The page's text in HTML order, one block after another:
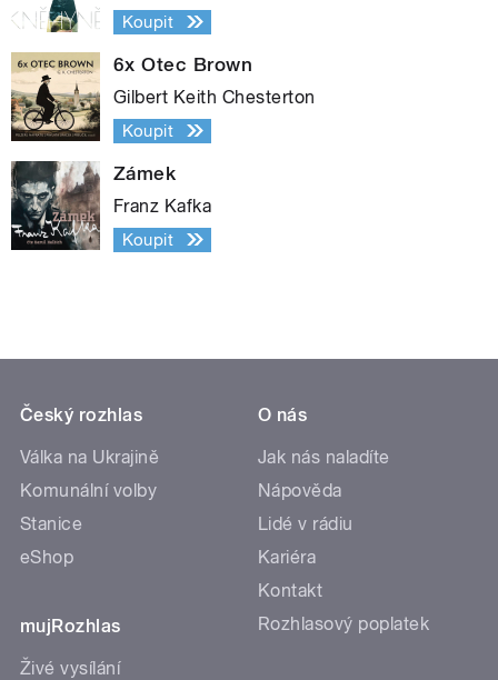
Koupit
6x Otec Brown
Gilbert Keith Chesterton
Koupit
Zámek
Franz Kafka
Koupit
Český rozhlas
Válka na Ukrajině
Komunální volby
Stanice
eShop
mujRozhlas
Živé vysílání
O nás
Jak nás naladíte
Nápověda
Lidé v rádiu
Kariéra
Kontakt
Rozhlasový poplatek